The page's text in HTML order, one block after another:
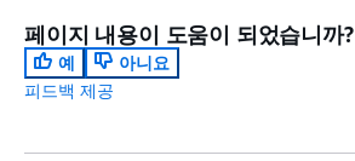
페이지 내용이 도움이 되었습니까?
예
아니요
피드백 제공